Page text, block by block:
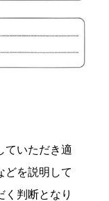
ていただき適
どを説明して
く判断となり